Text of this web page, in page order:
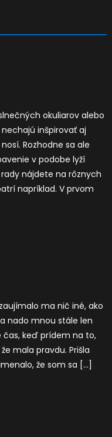
okuliarov alebo
inšpirovať aj
Rozhodne sa ale
v podobe lyží
nájdete na rôznych
napríklad. V prvom
ma nič iné, ako
nado mnou stále len
čas, keď prídem na to,
mala pravdu. Prišla
že som sa […]